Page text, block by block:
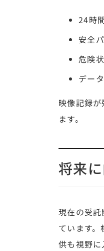
24時
安全
危険
デー
映像記録
ます。
将来
現在の受
ています
供も視野に